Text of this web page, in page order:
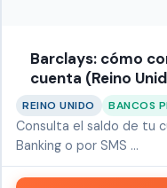
Barclays: cómo
cuenta (Reino
REINO UNIDO BANCOS
Consulta el saldo de tu
Banking o por SMS …